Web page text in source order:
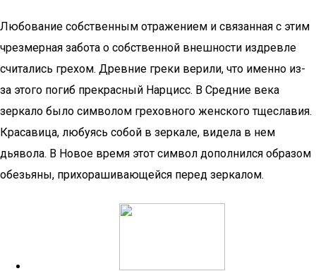
Любование собственным отражением и связанная с этим
чрезмерная забота о собственной внешности издревле
считались грехом. Древние греки верили, что именно из-
за этого погиб прекрасный Нарцисс. В Средние века
зеркало было символом греховного женского тщеславия.
Красавица, любуясь собой в зеркале, видела в нем
дьявола. В Новое время этот символ дополнился образом
обезьяны, прихорашивающейся перед зеркалом.